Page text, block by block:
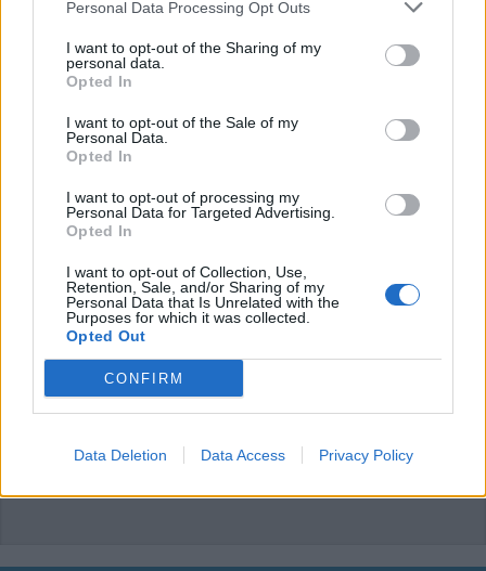
Personal Data Processing Opt Outs
I want to opt-out of the Sharing of my
personal data.
Opted In
I want to opt-out of the Sale of my
Personal Data.
Opted In
I want to opt-out of processing my
Personal Data for Targeted Advertising.
Opted In
I want to opt-out of Collection, Use,
Retention, Sale, and/or Sharing of my
Personal Data that Is Unrelated with the
Purposes for which it was collected.
Opted Out
CONFIRM
Data Deletion Data Access Privacy Policy
Commenti
Accedioregistratiper commentare questo
commento esprime il pensiero dell'autore e non rappresenta la linea editoriale
di VareseNews.it, che rimane autonoma e indipendente. I messaggi inclusi nei
commenti non sono testi giornalistici, ma post inviati dai singoli lettori che
possono essere automaticamente pubblicati senza filtro preventivo. I commenti
che includano uno o più link a siti esterni verranno rimossi in automatico dal